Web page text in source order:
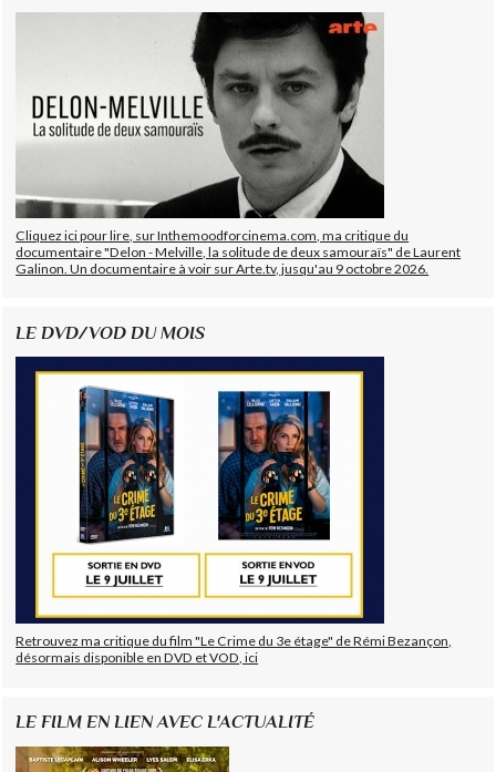
Cliquez ici pour lire, sur Inthemoodforcinema.com, ma critique du
documentaire "Delon - Melville, la solitude de deux samouraïs" de Laurent
Galinon. Un documentaire à voir sur Arte.tv, jusqu'au 9 octobre 2026.
LE DVD/VOD DU MOIS
Retrouvez ma critique du film "Le Crime du 3e étage" de Rémi Bezançon,
désormais disponible en DVD et VOD, ici
LE FILM EN LIEN AVEC L'ACTUALITÉ